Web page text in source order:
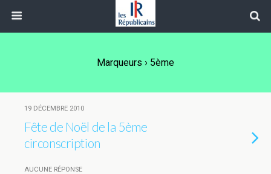
Marqueurs › 5ème
19 DÉCEMBRE 2010
Fête de Noël de la 5ème
circonscription
AUCUNE RÉPONSE